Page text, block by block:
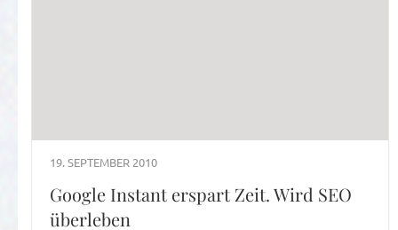
19. SEPTEMBER 2010
Google Instant erspart Zeit. Wird SEO
überleben